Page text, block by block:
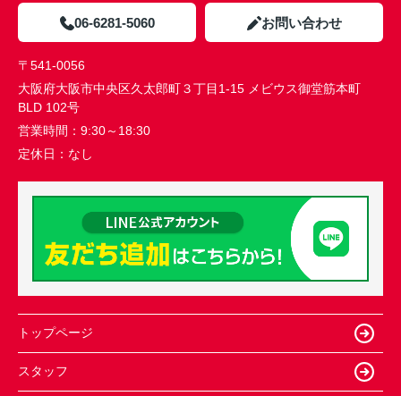
06-6281-5060 お問い合わせ
〒541-0056
大阪府大阪市中央区久太郎町３丁目1-15 メビウス御堂筋本町
BLD 102号
営業時間： 9:30～18:30
定休日： なし
トップページ
スタッフ